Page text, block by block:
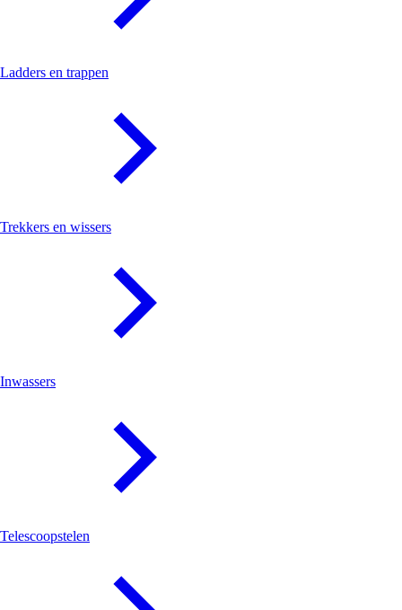
Ladders en trappen
Trekkers en wissers
Inwassers
Telescoopstelen